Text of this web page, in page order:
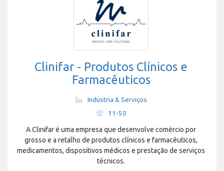
Clinifar - Produtos Clínicos e
Farmacêuticos
Indústria & Serviços
11-50
A Clinifar é uma empresa que desenvolve comércio por
grosso e a retalho de produtos clínicos e farmacêuticos,
medicamentos, dispositivos médicos e prestação de serviços
técnicos.